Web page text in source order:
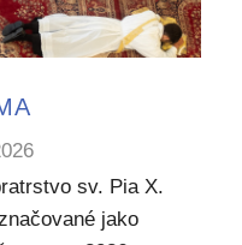
sv. Pia X.
jako